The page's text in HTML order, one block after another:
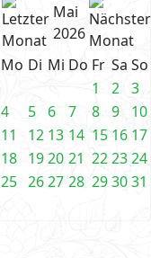
Mai
2026
Mo Di Mi Do Fr Sa So
1
2 3
4
5 6 7 8 9
10
11
12 13 14 15 16 17
18 1920 21 222324
25 2627 28 293031